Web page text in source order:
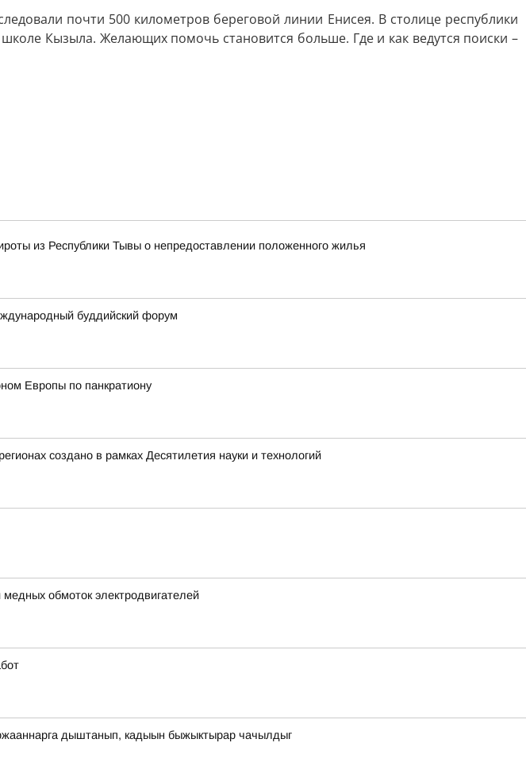
почти 500 километров береговой линии Енисея. В столице республики
Кызыла. Желающих помочь становится больше. Где и как ведутся поиски –
из Республики Тывы о непредоставлении положенного жилья
буддийский форум
Европы по панкратиону
создано в рамках Десятилетия науки и технологий
обмоток электродвигателей
дыштанып, кадыын быжыктырар чачылдыг